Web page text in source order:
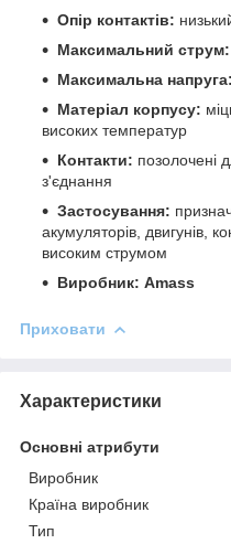
Опір контактів:
Максимальний струм:
Максимальна напруга:
Матеріал корпусу:
високих температур
Контакти: позолочені
з'єднання
Застосування:
акумуляторів, двигунів,
високим струмом
Виробник: Amass
Приховати
Характеристики
Основні атрибути
Виробник
Країна виробник
Тип